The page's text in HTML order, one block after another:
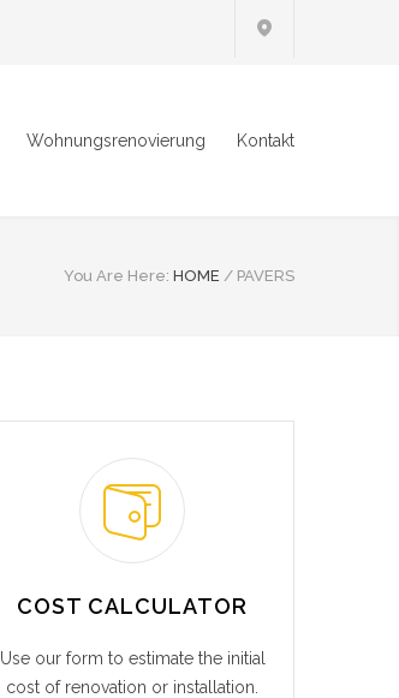
Wohnungsrenovierung Kontakt
You Are Here: HOME / PAVERS
COST CALCULATOR
Use our form to estimate the initial
cost of renovation or installation.